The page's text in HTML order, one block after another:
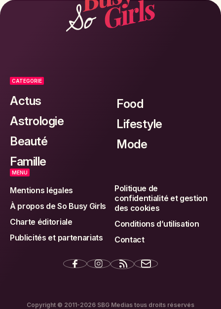
CATEGORIE
Actus
Astrologie
Beauté
Famille
Food
Lifestyle
Mode
MENU
Mentions légales
À propos de So Busy Girls
Charte éditoriale
Publicités et partenariats
Politique de
confidentialité et gestion
des cookies
Conditions d’utilisation
Contact
Copyright © 2011-2026 SBG Medias tous droits réservés